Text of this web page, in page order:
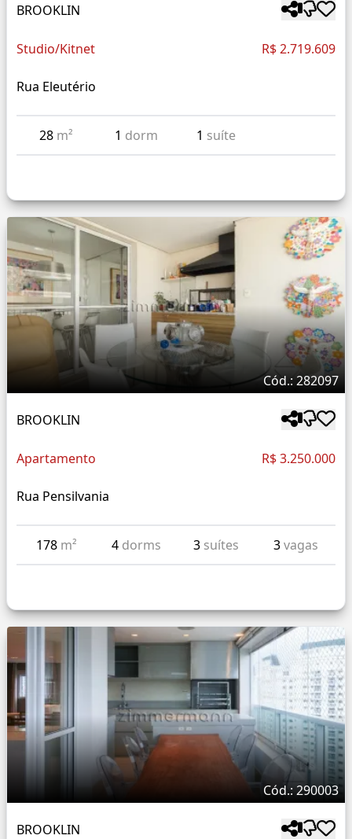
BROOKLIN
Studio/Kitnet R$ 2.719.609
Rua Eleutério
28 m² 1 dorm 1 suíte
Cód.: 282097
BROOKLIN
Apartamento R$ 3.250.000
Rua Pensilvania
178 m² 4 dorms 3 suítes 3vagas
Cód.: 290003
BROOKLIN